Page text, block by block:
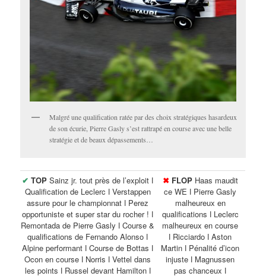
Malgré une qualification ratée par des choix stratégiques hasardeux
de son écurie, Pierre Gasly s’est rattrapé en course avec une belle
stratégie et de beaux dépassements…
✔ TOP Sainz jr. tout près de l’exploit ǀ
Qualification de Leclerc ǀ Verstappen
assure pour le championnat ǀ Perez
opportuniste et super star du rocher ! ǀ
Remontada de Pierre Gasly ǀ Course &
qualifications de Fernando Alonso ǀ
Alpine performant ǀ Course de Bottas ǀ
Ocon en course ǀ Norris ǀ Vettel dans
les points ǀ Russel devant Hamilton ǀ
✖FLOPHaas maudit
ce WE ǀ Pierre Gasly
malheureux en
qualifications ǀ Leclerc
malheureux en course
ǀ Ricciardo ǀ Aston
Martin ǀ Pénalité d’icon
injuste ǀ Magnussen
pas chanceux ǀ